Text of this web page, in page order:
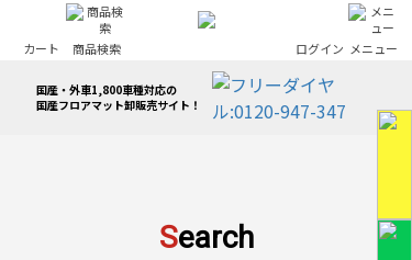
商品検索 ログイン
カート メニュー
国産・外車1,800車種対応の
国産フロアマット卸販売サイト！
Search